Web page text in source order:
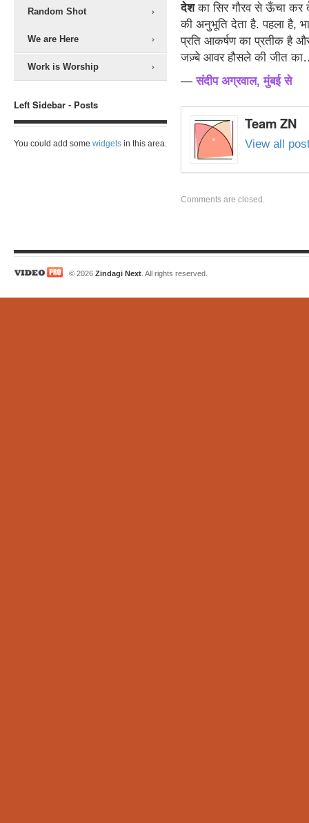
Random Shot
We are Here
Work is Worship
Left Sidebar - Posts
You could add some widgets in this area.
देशका सिर गौरव से ऊँचा कर
की अनुभूति देता है. पहला है,
प्रति आकर्षण का प्रतीक है
जज़्बे आवर हौसले की जीत
—संदीप अग्रवाल, मुंबई से
Team ZN
View all
Comments are closed.
© 2026 Zindagi Next . All rights reserved.